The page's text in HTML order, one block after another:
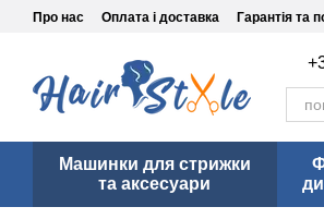
Перейти до основного контенту
Про нас Оплата і доставка Гарантія та
Машинки для стрижки
та аксесуари